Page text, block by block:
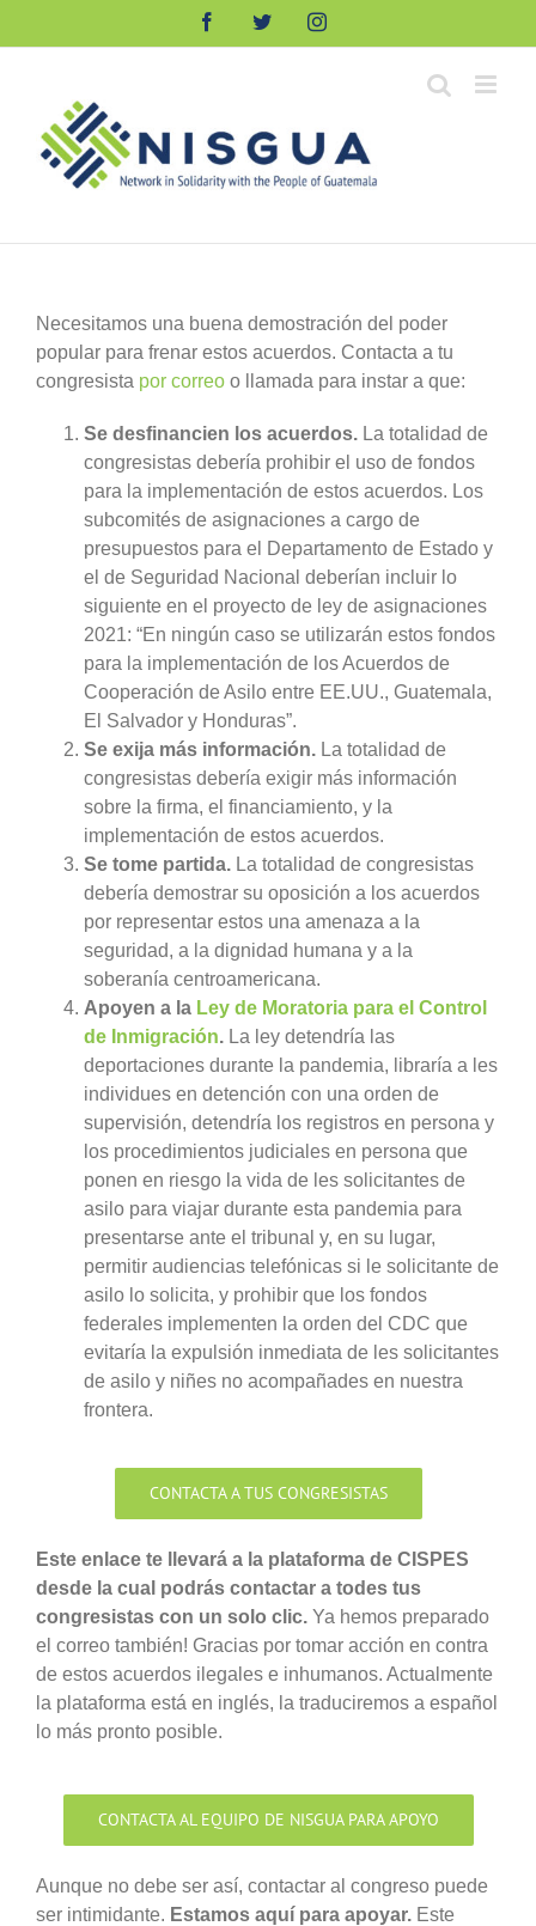
FacebookTwitterInstagram
Necesitamos una buena demostración del poder
popular para frenar estos acuerdos. Contacta a tu
congresista por correo o llamada para instar a que:
Se desfinancien los acuerdos. La totalidad de
congresistas debería prohibir el uso de fondos
para la implementación de estos acuerdos. Los
subcomités de asignaciones a cargo de
presupuestos para el Departamento de Estado y
el de Seguridad Nacional deberían incluir lo
siguiente en el proyecto de ley de asignaciones
2021: “En ningún caso se utilizarán estos fondos
para la implementación de los Acuerdos de
Cooperación de Asilo entre EE.UU., Guatemala,
El Salvador y Honduras”.
Se exija más información. La totalidad de
congresistas debería exigir más información
sobre la firma, el financiamiento, y la
implementación de estos acuerdos.
Se tome partida. La totalidad de congresistas
debería demostrar su oposición a los acuerdos
por representar estos una amenaza a la
seguridad, a la dignidad humana y a la
soberanía centroamericana.
Apoyen a la Ley de Moratoria para el Control
de Inmigración. La ley detendría las
deportaciones durante la pandemia, libraría a les
individues en detención con una orden de
supervisión, detendría los registros en persona y
los procedimientos judiciales en persona que
ponen en riesgo la vida de les solicitantes de
asilo para viajar durante esta pandemia para
presentarse ante el tribunal y, en su lugar,
permitir audiencias telefónicas si le solicitante de
asilo lo solicita, y prohibir que los fondos
federales implementen la orden del CDC que
evitaría la expulsión inmediata de les solicitantes
de asilo y niñes no acompañades en nuestra
frontera.
CONTACTA A TUS CONGRESISTAS
Este enlace te llevará a la plataforma de CISPES
desde la cual podrás contactar a todes tus
congresistas con un solo clic. Ya hemos preparado
el correo también! Gracias por tomar acción en contra
de estos acuerdos ilegales e inhumanos. Actualmente
la plataforma está en inglés, la traduciremos a español
lo más pronto posible.
CONTACTA AL EQUIPO DE NISGUA PARA APOYO
Aunque no debe ser así, contactar al congreso puede
ser intimidante. Estamos aquí para apoyar. Este